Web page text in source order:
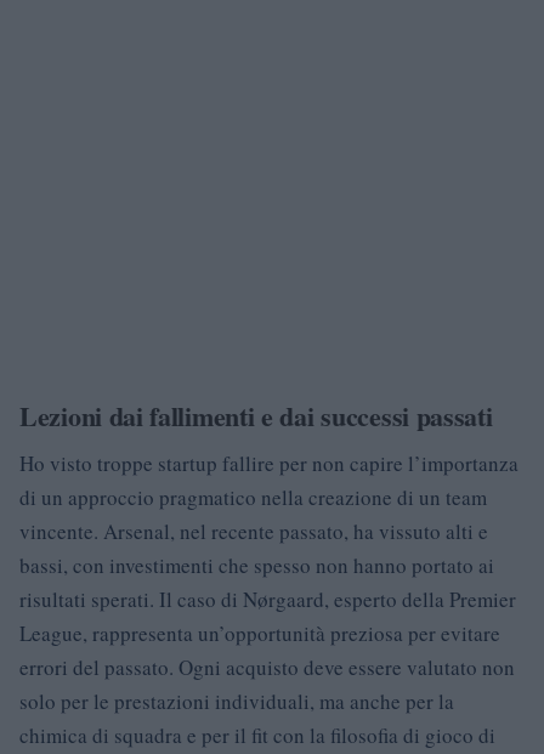
Lezioni dai fallimenti e dai successi passati
Ho visto troppe startup fallire per non capire l’importanza
di un approccio pragmatico nella creazione di un team
vincente. Arsenal, nel recente passato, ha vissuto alti e
bassi, con investimenti che spesso non hanno portato ai
risultati sperati. Il caso di Nørgaard, esperto della Premier
League, rappresenta un’opportunità preziosa per evitare
errori del passato. Ogni acquisto deve essere valutato non
solo per le prestazioni individuali, ma anche per la
chimica di squadra e per il fit con la filosofia di gioco di